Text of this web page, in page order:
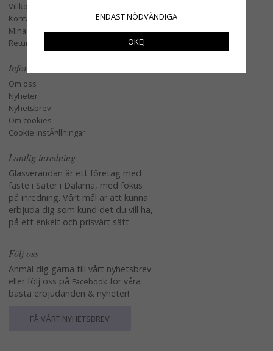
Villkor
Kontakta oss
Mina favoriter
Retur och Reklamation
Information
Om oss
Nyheter
Nyhetsbrev
Om cookies
Cookie instÃ¤llningar
Lantlig inredning
Glasverandan är ett företag med
fäste i Säter i Dalarna, med fokus
på inredning. Vårt mål är att kunna
erbjuda dig som kund det du vill ha,
på ett enkelt och prisvärt sätt.
Följ oss
Anmäl dig gärna till vårt nyhetsbrev
eller följ oss på Facebook för våra
bästa erbjudanden & nyheter!
FÅ VÅRT NYHETSBREV
ENDAST NÖDVÄNDIGA
OKEJ